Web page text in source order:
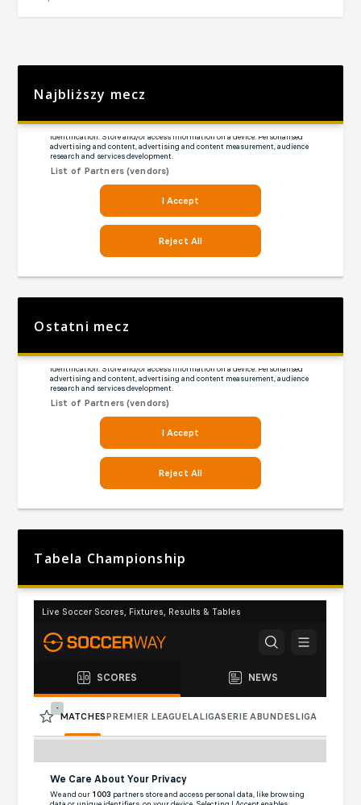
Najbliższy mecz
Ostatni mecz
Tabela Championship